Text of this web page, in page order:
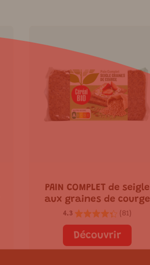
PAIN COMPLET de seigle
aux graines de courge
4.3 ( 81 )
Découvrir